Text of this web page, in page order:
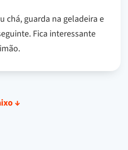
chá, guarda na geladeira e
Fica interessante
↓